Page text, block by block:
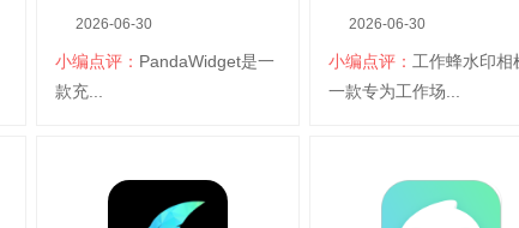
扫码立即下载
2026-06-30
小编点评： PandaWidget是一
款充...
大小：111.93M
平台：安卓
2026v5.7.2
2026-06-30
小编点评： 工作蜂水印相
一款专为工作场...
大小：77.49M
平台：安卓